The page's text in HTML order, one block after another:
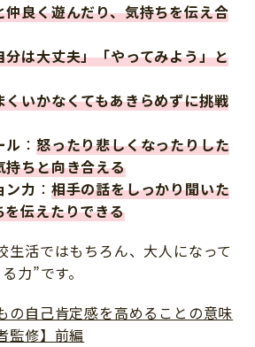
仲良く遊んだり、気持ちを伝え合
分は大丈夫」「やってみよう」と
くいかなくてもあきらめずに挑戦
ル ：怒ったり悲しくなったりした
持ちと向き合える
ン力 ： 相手の話をしっかり聞いた
伝えたりできる
生活ではもちろん、大人になって
力”です。
自己肯定感を高めることの意味
監修】前編